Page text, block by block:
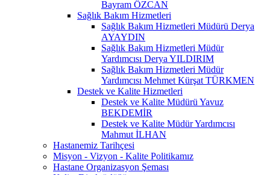
Bayram ÖZCAN
Sağlık Bakım Hizmetleri
Sağlık Bakım Hizmetleri Müdürü Derya
AYAYDIN
Sağlık Bakım Hizmetleri Müdür
Yardımcısı Derya YILDIRIM
Sağlık Bakım Hizmetleri Müdür
Yardımcısı Mehmet Kürşat TÜRKMEN
Destek ve Kalite Hizmetleri
Destek ve Kalite Müdürü Yavuz
BEKDEMİR
Destek ve Kalite Müdür Yardımcısı
Mahmut İLHAN
Hastanemiz Tarihçesi
Misyon - Vizyon - Kalite Politikamız
Hastane Organizasyon Şeması